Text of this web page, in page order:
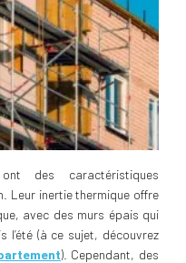
des caractéristiques
Leur inertie thermique offre
avec des murs épais qui
l’été (à ce sujet, découvrez
). Cependant, des